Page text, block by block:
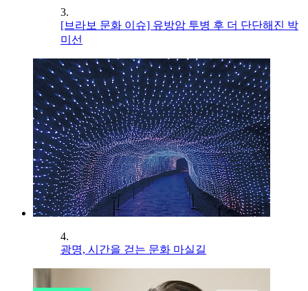
3.
[브라보 문화 이슈] 유방암 투병 후 더 단단해진 박
미선
4.
광명, 시간을 걷는 문화 마실길